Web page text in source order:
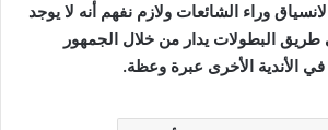
وراء الشائعات ولازم نفهم أنه لا يوجد
البطولات يدار من خلال الجمهور
الأندية الأخرى عبرة وعظة.